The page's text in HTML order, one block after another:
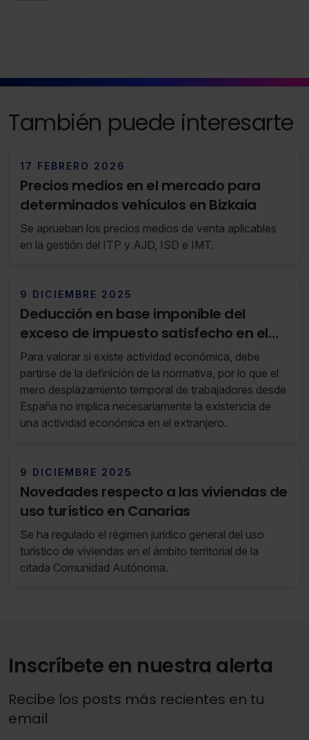
También puede interesarte
17 FEBRERO 2026
Precios medios en el mercado para
determinados vehículos en Bizkaia
Se aprueban los precios medios de venta aplicables
en la gestión del ITP y AJD, ISD e IMT.
9 DICIEMBRE 2025
Deducción en base imponible del
exceso de impuesto satisfecho en el
extranjero no deducible en la cuota
íntegra (RF 49/25 02 de Diciembre de
2025 al 08 de Diciembre de 2025)
Para valorar si existe actividad económica, debe
partirse de la definición de la normativa, por lo que el
mero desplazamiento temporal de trabajadores desde
España no implica necesariamente la existencia de
una actividad económica en el extranjero.
9 DICIEMBRE 2025
Novedades respecto a las viviendas de
uso turístico en Canarias
Se ha regulado el régimen jurídico general del uso
turístico de viviendas en el ámbito territorial de la
citada Comunidad Autónoma.
Inscríbete en nuestra alerta
Recibe los posts más recientes en tu
email